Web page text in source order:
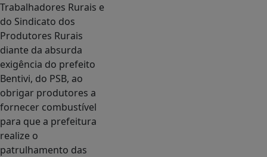
Trabalhadores Rurais e
do Sindicato dos
Produtores Rurais
diante da absurda
exigência do prefeito
Bentivi, do PSB, ao
obrigar produtores a
fornecer combustível
para que a prefeitura
realize o
patrulhamento das